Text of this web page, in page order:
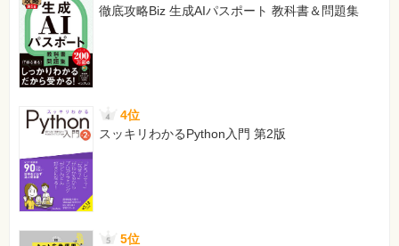
徹底攻略Biz 生成AIパスポート 教科書＆問題集
4位
スッキリわかるPython入門 第2版
5位